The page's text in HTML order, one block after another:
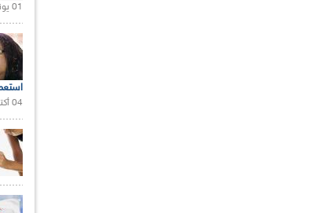
01 يونيو 2021 |
04 أكتوبر 2020 |